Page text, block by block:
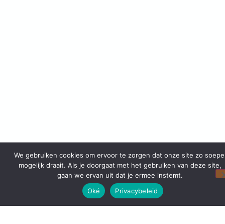
We gebruiken cookies om ervoor te zorgen dat onze site zo
mogelijk draait. Als je doorgaat met het gebruiken van deze site,
gaan we ervan uit dat je ermee instemt.
Oké
Privacybeleid